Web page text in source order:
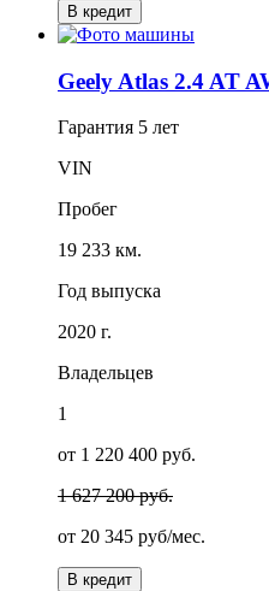
В кредит
Geely Atlas 2.4 AT
Гарантия 5 лет
VIN
Пробег
19 233 км.
Год выпуска
2020 г.
Владельцев
1
от 1 220 400 руб.
1 627 200 руб.
от 20 345 руб/мес.
В кредит